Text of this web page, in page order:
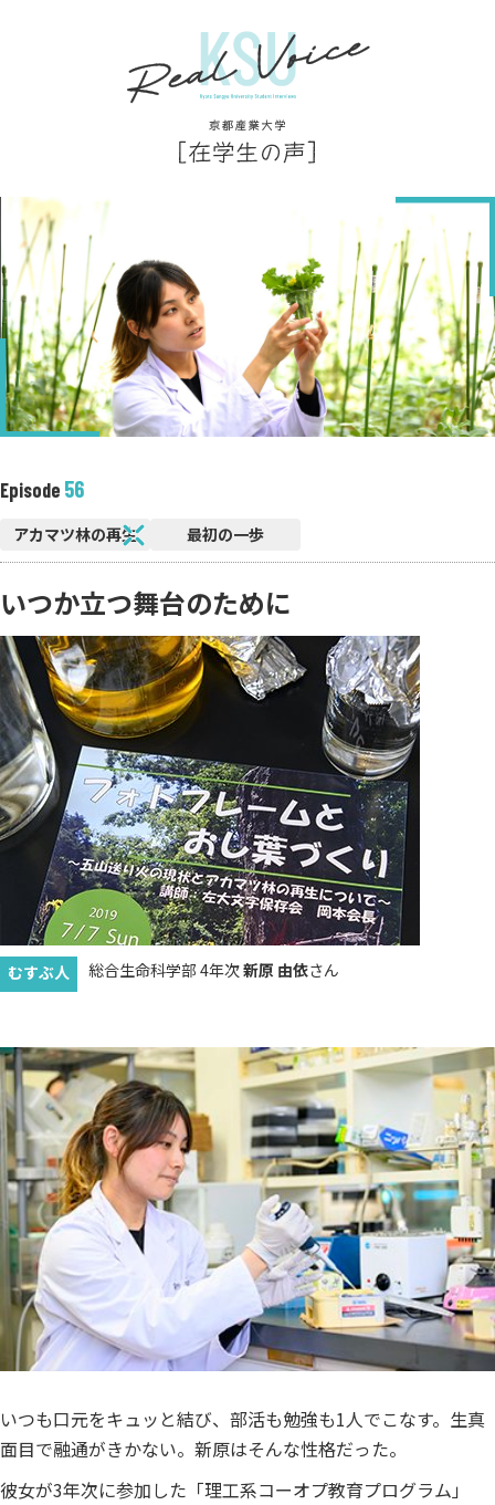
Episode 56
アカマツ林の再生 最初の一歩
いつか立つ舞台のために
むすぶ人 総合生命科学部 4年次新原 由依さん
いつも口元をキュッと結び、部活も勉強も1人でこなす。生真
面目で融通がきかない。新原はそんな性格だった。
彼女が3年次に参加した「理工系コーオプ教育プログラム」